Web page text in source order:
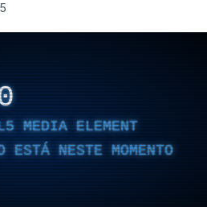
MEDIA ELEMENT
ESTÁ NESTE MOMENTO